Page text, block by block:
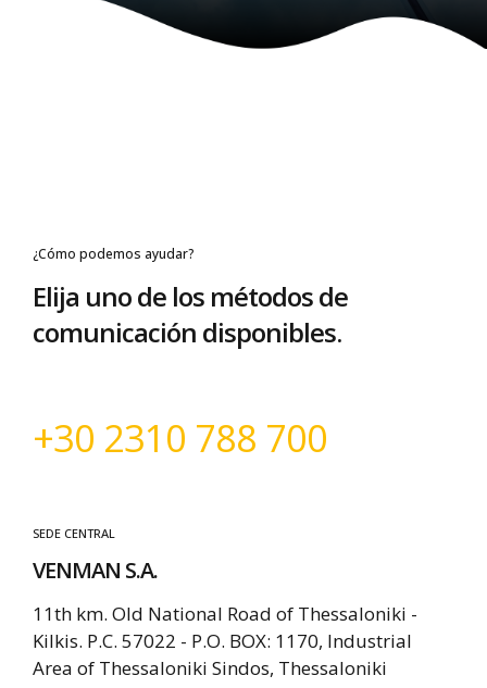
¿Cómo podemos ayudar?
Elija uno de los métodos de
comunicación disponibles.
+30 2310 788 700
SEDE CENTRAL
VENMAN S.A.
11th km. Old National Road of Thessaloniki -
Kilkis. P.C. 57022 - P.O. BOX: 1170, Industrial
Area of Thessaloniki Sindos, Thessaloniki